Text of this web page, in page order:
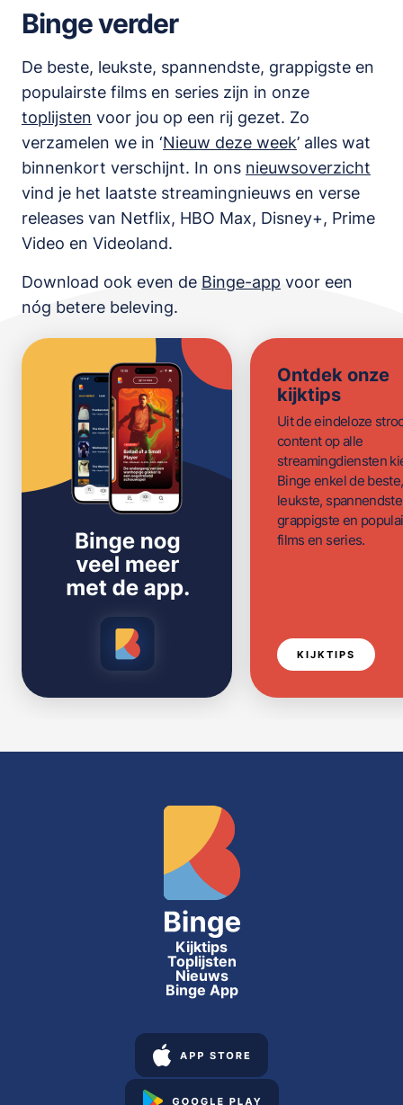
Binge verder
De beste, leukste, spannendste, grappigste en
populairste films en series zijn in onze
toplijsten voor jou op een rij gezet. Zo
verzamelen we in ‘Nieuw deze week’ alles wat
binnenkort verschijnt. In ons nieuwsoverzicht
vind je het laatste streamingnieuws en verse
releases van Netflix, HBO Max, Disney+, Prime
Video en Videoland.
Download ook even de Binge-app voor een
nóg betere beleving.
Ontdek onze
kijktips
Uit de eindeloze
content op alle
streamingdiensten
Binge enkel de beste,
leukste,
grappigste en
films en series.
KIJKTIPS
Kijktips
Toplijsten
Nieuws
Binge App